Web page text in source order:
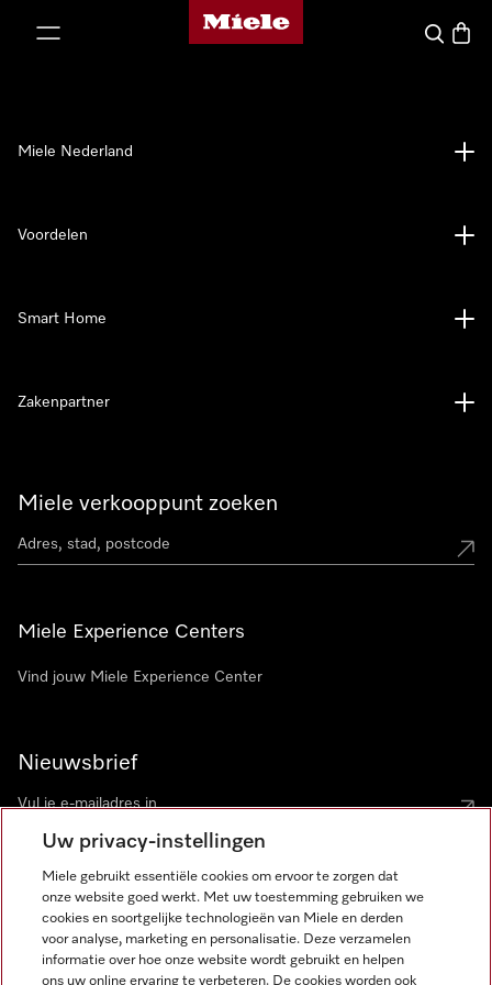
Homepage van Miele
Wat zoek
Miele verkooppunt zoeken
Miele Experience Centers
Vind jouw Miele Experience Center
Nieuwsbrief
Miele Nederland
Voordelen
Smart Home
Zakenpartner
Miele op Instagram
Miele op Facebook
Miele op Youtube
Uw privacy-instellingen
Miele gebruikt essentiële cookies om ervoor te zorgen dat
onze website goed werkt. Met uw toestemming gebruiken we
cookies en soortgelijke technologieën van Miele en derden
voor analyse, marketing en personalisatie. Deze verzamelen
informatie over hoe onze website wordt gebruikt en helpen
ons uw online ervaring te verbeteren. De cookies worden ook